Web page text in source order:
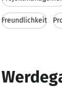
Freundlichkeit